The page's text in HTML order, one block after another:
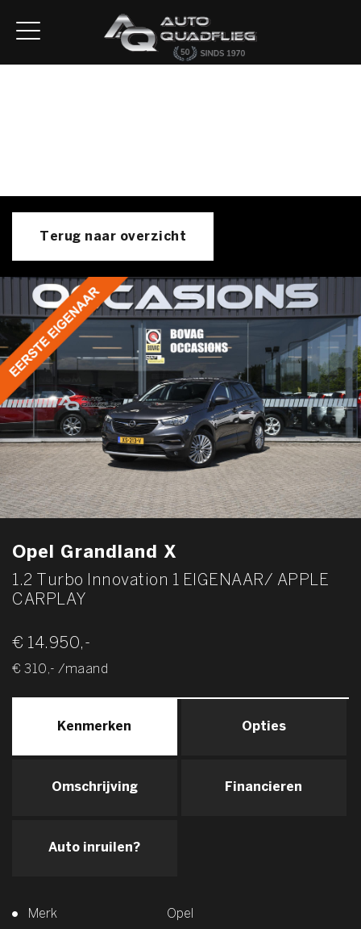
Terug naar overzicht
Opel Grandland X
1.2 Turbo Innovation 1 EIGENAAR/ APPLE
CARPLAY
€ 14.950,-
€ 310,- /maand
Kenmerken Opties
Omschrijving Financieren
Auto inruilen?
Merk
Opel